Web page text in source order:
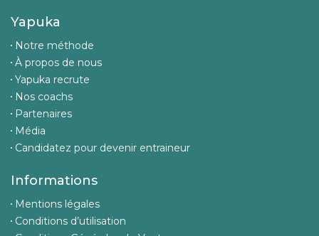
Yapuka
Notre méthode
À propos de nous
Yapuka recrute
Nos coachs
Partenaires
Média
Candidatez pour devenir entraineur
Informations
Mentions légales
Conditions d’utilisation